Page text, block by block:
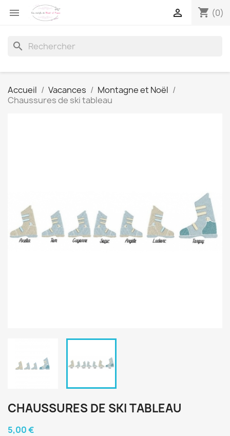
 shopping_cart (0)

search
Accueil Vacances
Montagne et Noël
Chaussures de ski tableau
CHAUSSURES DE SKI TABLEAU
5,00 €